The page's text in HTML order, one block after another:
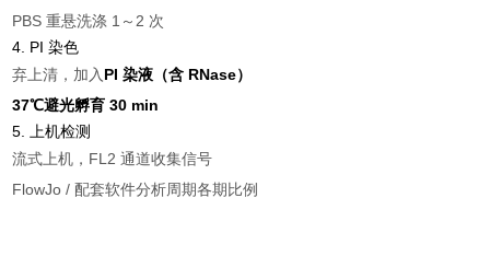
PBS 重悬洗涤 1～2 次
4. PI 染色
弃上清，加入 PI 染液（含 RNase）
37℃避光孵育 30 min
5. 上机检测
流式上机，FL2 通道收集信号
FlowJo / 配套软件分析周期各期比例